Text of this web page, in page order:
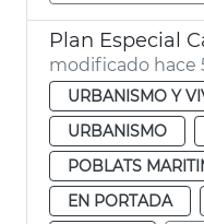
Plan Especial
modificado hace
URBANISMO Y
URBANISMO
POBLATS
EN PORTADA